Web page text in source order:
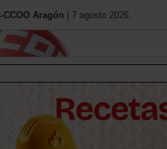
CCOO Aragón | 7 agosto 2026.